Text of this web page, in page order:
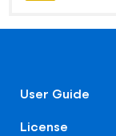
User Guide
License